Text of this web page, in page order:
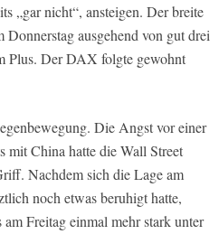
„gar nicht“, ansteigen. Der breite
ausgehend von gut drei
Plus. Der DAX folgte gewohnt
Die Angst vor einer
mit China hatte die Wall Street
Nachdem sich die Lage am
noch etwas beruhigt hatte,
Freitag einmal mehr stark unter